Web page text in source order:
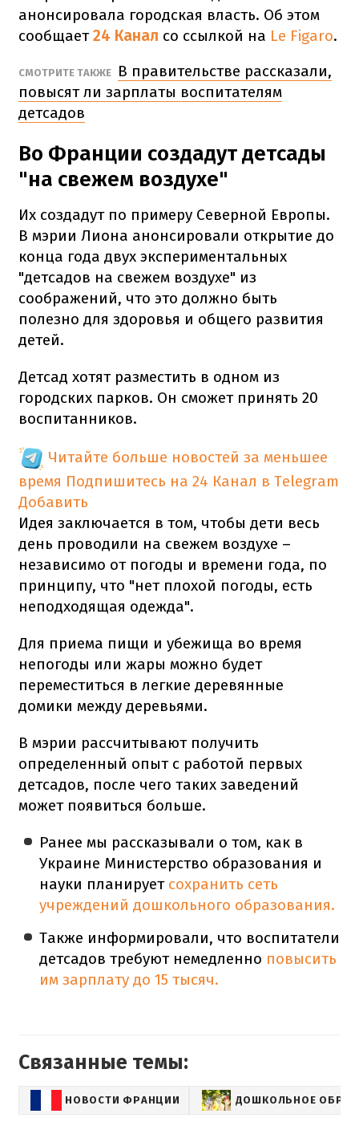
анонсировала городская власть. Об этом
сообщает24 Канал со ссылкой на Le Figaro.
СМОТРИТЕ ТАКЖЕ
В правительстве рассказали,
повысят ли зарплаты воспитателям
детсадов
Во Франции создадут детсады
"на свежем воздухе"
Их создадут по примеру Северной Европы.
В мэрии Лиона анонсировали открытие до
конца года двух экспериментальных
"детсадов на свежем воздухе" из
соображений, что это должно быть
полезно для здоровья и общего развития
детей.
Детсад хотят разместить в одном из
городских парков. Он сможет принять 20
воспитанников.
Читайте больше новостей за меньшее
время Подпишитесь на 24 Канал в Telegram
Добавить
Идея заключается в том, чтобы дети весь
день проводили на свежем воздухе –
независимо от погоды и времени года, по
принципу, что "нет плохой погоды, есть
неподходящая одежда".
Для приема пищи и убежища во время
непогоды или жары можно будет
переместиться в легкие деревянные
домики между деревьями.
В мэрии рассчитывают получить
определенный опыт с работой первых
детсадов, после чего таких заведений
может появиться больше.
Ранее мы рассказывали о том, как в
Украине Министерство образования и
науки планирует сохранить сеть
учреждений дошкольного образования.
Также информировали, что воспитатели
детсадов требуют немедленно повысить
им зарплату до 15 тысяч.
Связанные темы:
НОВОСТИ ФРАНЦИИ ДОШКОЛЬНОЕ